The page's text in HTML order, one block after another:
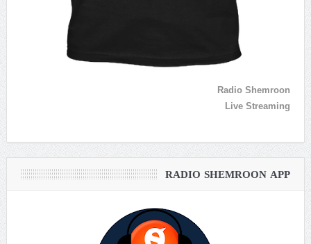
Radio Shemroon
Live Streaming
RADIO SHEMROON APP